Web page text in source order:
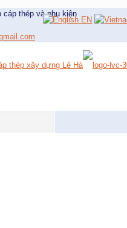
cáp thép và phụ kiện
EN